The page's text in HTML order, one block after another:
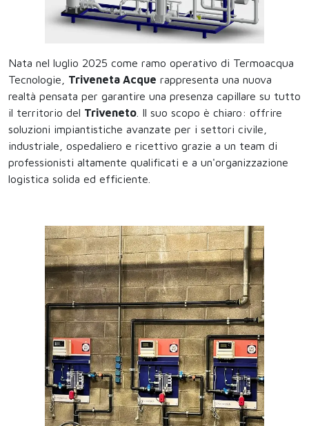
Nata nel luglio 2025 come ramo operativo di Termoacqua
Tecnologie, Triveneta Acque rappresenta una nuova
realtà pensata per garantire una presenza capillare su tutto
il territorio del Triveneto . Il suo scopo è chiaro: offrire
soluzioni impiantistiche avanzate per i settori civile,
industriale, ospedaliero e ricettivo grazie a un team di
professionisti altamente qualificati e a un'organizzazione
logistica solida ed efficiente.